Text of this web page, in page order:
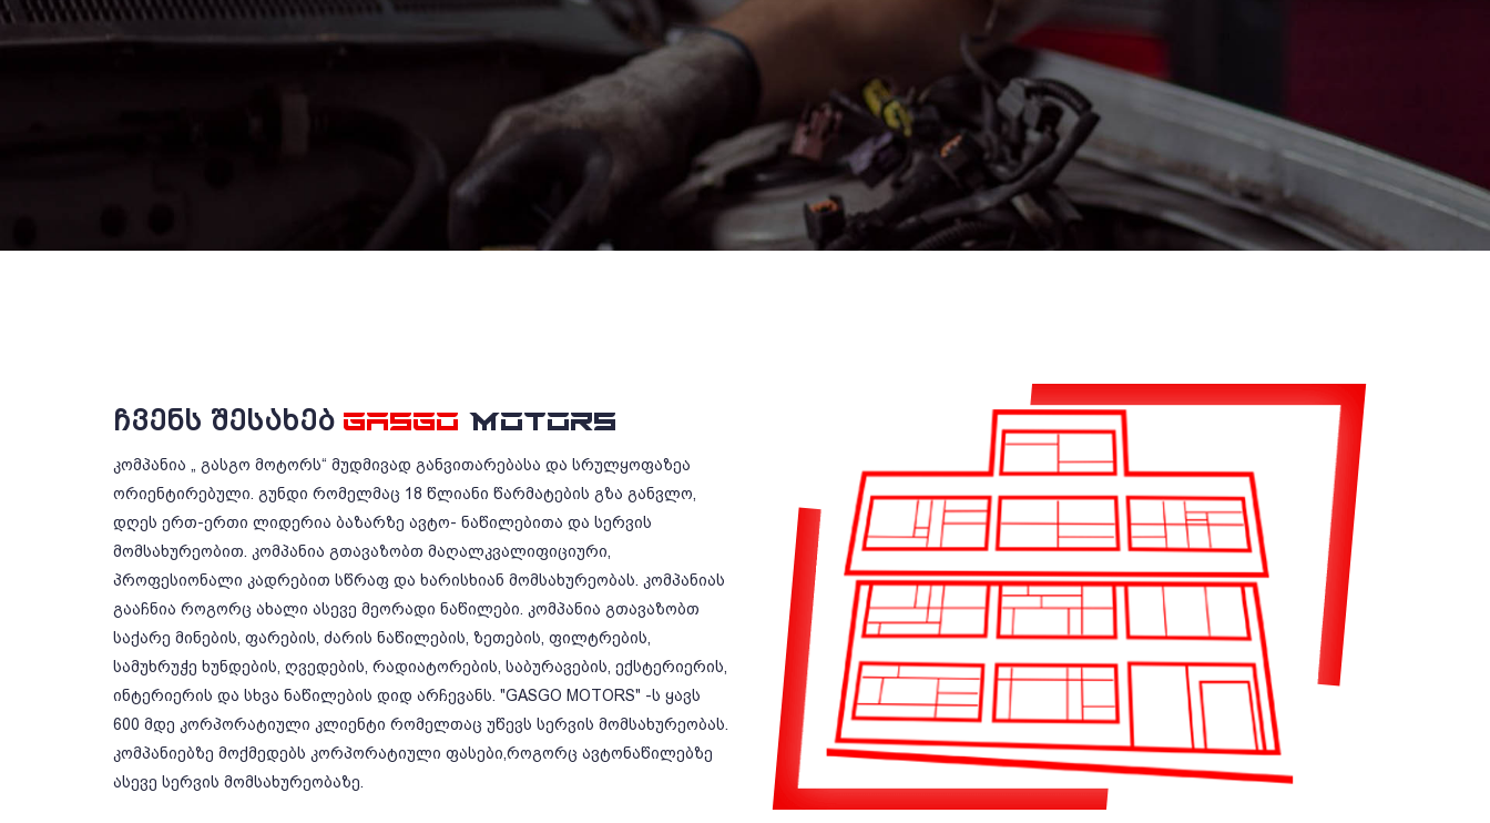
ᲩᲕᲔᲜᲡ ᲨᲔᲡᲐᲮᲔᲑ GASGO MOTORS
კომპანია „ გასგო მოტორს“ მუდმივად განვითარებასა და სრულყოფაზეა
ორიენტირებული. გუნდი რომელმაც 18 წლიანი წარმატების გზა განვლო,
დღეს ერთ-ერთი ლიდერია ბაზარზე ავტო- ნაწილებითა და სერვის
მომსახურეობით. კომპანია გთავაზობთ მაღალკვალიფიციური,
პროფესიონალი კადრებით სწრაფ და ხარისხიან მომსახურეობას. კომპანიას
გააჩნია როგორც ახალი ასევე მეორადი ნაწილები. კომპანია გთავაზობთ
საქარე მინების, ფარების, ძარის ნაწილების, ზეთების, ფილტრების,
სამუხრუჭე ხუნდების, ღვედების, რადიატორების, საბურავების, ექსტერიერის,
ინტერიერის და სხვა ნაწილების დიდ არჩევანს. "GASGO MOTORS" -ს ყავს
600 მდე კორპორატიული კლიენტი რომელთაც უწევს სერვის მომსახურეობას.
კომპანიებზე მოქმედებს კორპორატიული ფასები,როგორც ავტონაწილებზე
ასევე სერვის მომსახურეობაზე.